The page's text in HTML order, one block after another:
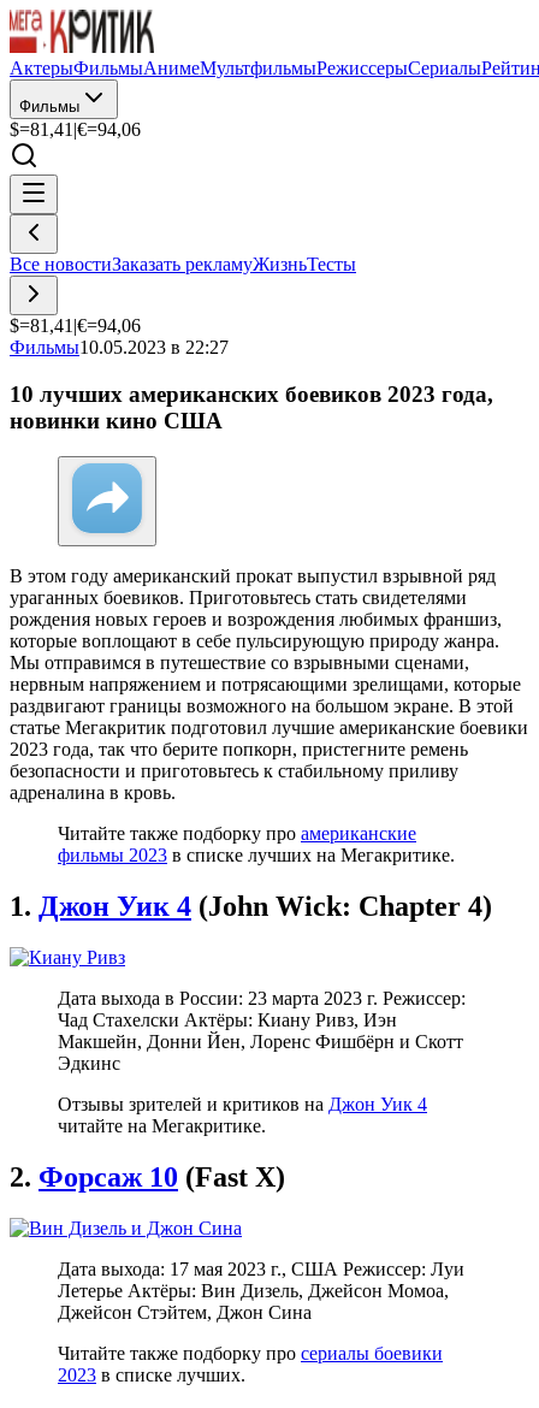
АктерыФильмыАнимеМультфильмыРежиссерыСериалы
Фильмы
$=81,41 |€=94,06
Все новостиЗаказать рекламуЖизньТесты
$=81,41 |€=94,06
Фильмы10.05.2023 в 22:27
10 лучших американских боевиков 2023 года,
новинки кино США
В этом году американский прокат выпустил взрывной ряд
ураганных боевиков. Приготовьтесь стать свидетелями
рождения новых героев и возрождения любимых франшиз,
которые воплощают в себе пульсирующую природу жанра.
Мы отправимся в путешествие со взрывными сценами,
нервным напряжением и потрясающими зрелищами, которые
раздвигают границы возможного на большом экране. В этой
статье Мегакритик подготовил лучшие американские боевики
2023 года, так что берите попкорн, пристегните ремень
безопасности и приготовьтесь к стабильному приливу
адреналина в кровь.
Читайте также подборку про американские
фильмы 2023 в списке лучших на Мегакритике.
1. Джон Уик 4 (John Wick: Chapter 4)
Дата выхода в России: 23 марта 2023 г. Режиссер:
Чад Стахелски Актёры: Киану Ривз, Иэн
Макшейн, Донни Йен, Лоренс Фишбёрн и Скотт
Эдкинс
Отзывы зрителей и критиков на Джон Уик 4
читайте на Мегакритике.
2. Форсаж 10 (Fast X)
Дата выхода: 17 мая 2023 г., США Режиссер: Луи
Летерье Актёры: Вин Дизель, Джейсон Момоа,
Джейсон Стэйтем, Джон Сина
Читайте также подборку про сериалы боевики
2023 в списке лучших.